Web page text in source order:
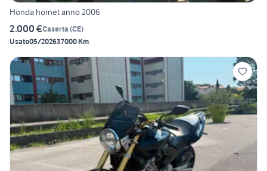
Honda hornet anno 2006
2.000 €Caserta (CE)
Usato05/202637000 Km